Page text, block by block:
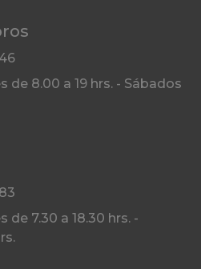
de 8.00 a 19 hrs. - Sábados
de 7.30 a 18.30 hrs. -